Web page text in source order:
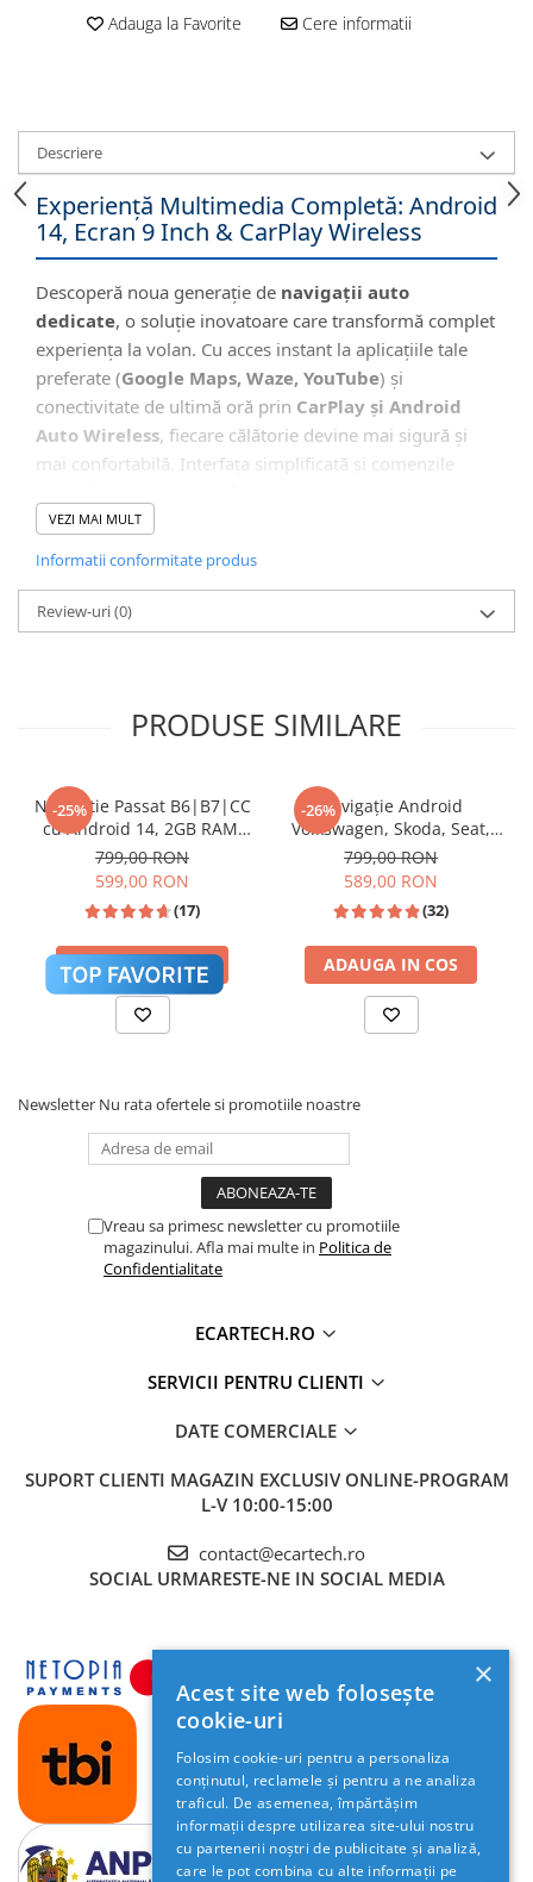
Navigatie universala
Navigatie GPS Portabil
Accesorii navigatii
CarPlay&Android Auto
Camera Marsarier
Camera Trafic DVR
Rama adaptare
Camera marsarier dedicata
Adaptoare Navigatii
Rame adaptare 2DIN
Camera frontala
Accesorii auto
Suport Telefon
Lanterne
Modulatoare Auto FM
Invertoare auto
Lumini Ambientale
Testere auto
Cabluri Audio
Pompe transfer
Camera Endoscop
Trusa cale distributie
Echipamente service auto
Huse volan
Chei si truse chei
Aparate de lipit si capsat
Masini de polisat
Compresoare aer
Difuzore Auto
Casti Wireless
Subwoofer Auto
Boxe portabile
Amplificatoare auto
Adauga la Favorite Cere informatii
Descriere
Experiență Multimedia Completă: Android
14, Ecran 9 Inch & CarPlay Wireless
Descoperă noua generație de navigații auto
dedicate, o soluție inovatoare care transformă complet
experiența la volan. Cu acces instant la aplicațiile tale
preferate (Google Maps, Waze, YouTube) și
conectivitate de ultimă oră prin CarPlay și Android
Auto Wireless, fiecare călătorie devine mai sigură și
mai confortabilă. Interfața simplificată și comenzile
🖥️ Interfață Intuitivă și Modernă
📱 Meniu Aplicații Structurat
🎵 Egalizator Audio DSP
Procesor de sunet digital (DSP) cu reglaje fine
pentru Bass, Treble și Loudness.
VEZI MAI MULT
Informatii conformitate produs
Review-uri(0)
PRODUSE SIMILARE
-25%
Navigatie Passat B6|B7|CC
cu Android 14, 2GB RAM,
CarPlay si Anroid Auto,
Mirror Link, Wi-fi, Youtube,
Waze, ecran HD 10.1 Inch
799,00 RON
599,00 RON
(17)
ADAUGA IN COS
-26%Navigație Android
Volkswagen, Skoda, Seat,
CarPlay & Android Auto,
ecran 7"|Compatibil Golf 5,
Golf 6, Jetta, Passat
B6/B7/CC, Polo, Tiguan,
Touran
799,00 RON
589,00 RON
(32)
ADAUGA IN COS
Newsletter Nu rata ofertele si promotiile noastre
Vreau sa primesc newsletter cu promotiile
magazinului. Afla mai multe in Politica de
Confidentialitate
ECARTECH.RO
SERVICII PENTRU CLIENTI
DATE COMERCIALE
SUPORT CLIENTI MAGAZIN EXCLUSIV ONLINE-PROGRAM
L-V 10:00-15:00
contact@ecartech.ro
SOCIAL URMARESTE-NE IN SOCIAL MEDIA
×
Acest site web folosește
cookie-uri
Folosim cookie-uri pentru a personaliza
conținutul, reclamele și pentru a ne analiza
traficul. De asemenea, împărtășim
informații despre utilizarea site-ului nostru
cu partenerii noștri de publicitate și analiză,
care le pot combina cu alte informații pe